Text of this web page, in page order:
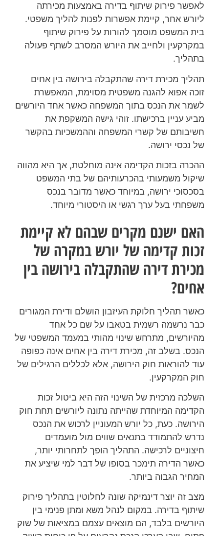
לאפשר פירוק שיתוף בדירה באמצעות מכירתה
ליורש אחר, קיימת אפשרות לפנות להליך משפטי.
בית המשפט מוסמך להורות על פירוק שיתוף
במקרקעין ולחייב את היורש המסרב לשתף פעולה
בתהליך.
תהליך מכירת דירה שהתקבלה בירושה בין אחים
זוכה אפוא להגנה משפטית מסוימת, המאפשרת
לשמר את הנכס בתוך המשפחה כאשר אחד היורשים
מביע עניין ברכישתו. זוהי גישה המשקפת את
חשיבותם של קשרי המשפחה וההמשכיות בהקשר
של נכסי ירושה.
ההכרה בזכות הקדימה אינה מוחלטת, אך היא מהווה
שיקול משמעותי בהכרעותיהם של בתי המשפט
בסכסוכי ירושה, במיוחד כאשר מדובר בנכס
משפחתי בעל ערך רגשי או היסטורי מיוחד.
האם ישנם מקרים שבהם לא קיימת
זכות קדימה של יורש במקרה של
מכירת דירה שהתקבלה בירושה בין
אחים?
כאשר תהליך חלוקת העיזבון הושלם ודירת המגורים
כבר נרשמה רשמית בטאבו על שם כל אחד
מהיורשים, מתרחש שינוי מהותי במעמד המשפטי של
הנכס. בשלב זה, מכירת דירה בין אחים אינה כפופה
עוד להוראות חוק הירושה, אלא לכללים הרגילים של
חוק המקרקעין.
השלכה מרכזית של השינוי הזה היא ביטול זכות
הקדימה המיוחדת שהייתה נתונה ליורשים תחת חוק
הירושה. כעת, כל יורש המעוניין לרכוש את הנכס
נדרש להתמודד בתנאים שווים מול מועמדים
חיצוניים לרכישה. התהליך הופך לתחרותי יותר,
כאשר הדירה תימכר בסופו של דבר למי שיציע את
המחיר הגבוה ביותר.
מצב זה יוצר דינמיקה שונה לחלוטין בתהליך פירוק
שיתוף בדירה. במקום לנהל משא ומתן פנימי בין
היורשים בלבד, הם מוצאים עצמם במציאות של שוק